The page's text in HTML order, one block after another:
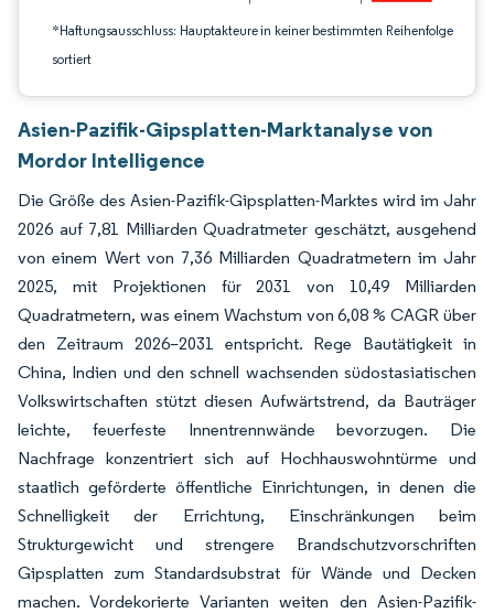
*Haftungsausschluss: Hauptakteure in keiner bestimmten Reihenfolge
sortiert
Asien-Pazifik-Gipsplatten-Marktanalyse von
Mordor Intelligence
Die Größe des Asien-Pazifik-Gipsplatten-Marktes wird im Jahr
2026 auf 7,81 Milliarden Quadratmeter geschätzt, ausgehend
von einem Wert von 7,36 Milliarden Quadratmetern im Jahr
2025, mit Projektionen für 2031 von 10,49 Milliarden
Quadratmetern, was einem Wachstum von 6,08 % CAGR über
den Zeitraum 2026–2031 entspricht. Rege Bautätigkeit in
China, Indien und den schnell wachsenden südostasiatischen
Volkswirtschaften stützt diesen Aufwärtstrend, da Bauträger
leichte, feuerfeste Innentrennwände bevorzugen. Die
Nachfrage konzentriert sich auf Hochhauswohntürme und
staatlich geförderte öffentliche Einrichtungen, in denen die
Schnelligkeit der Errichtung, Einschränkungen beim
Strukturgewicht und strengere Brandschutzvorschriften
Gipsplatten zum Standardsubstrat für Wände und Decken
machen. Vordekorierte Varianten weiten den Asien-Pazifik-